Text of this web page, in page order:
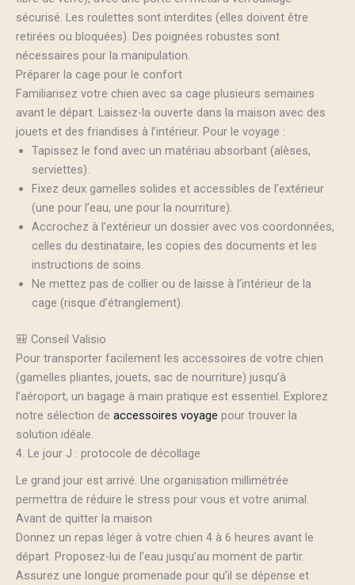
sécurisé. Les roulettes sont interdites (elles doivent être
retirées ou bloquées). Des poignées robustes sont
nécessaires pour la manipulation.
Préparer la cage pour le confort
Familiarisez votre chien avec sa cage plusieurs semaines
avant le départ. Laissez-la ouverte dans la maison avec des
jouets et des friandises à l’intérieur. Pour le voyage :
Tapissez le fond avec un matériau absorbant (alèses,
serviettes).
Fixez deux gamelles solides et accessibles de l’extérieur
(une pour l’eau, une pour la nourriture).
Accrochez à l’extérieur un dossier avec vos coordonnées,
celles du destinataire, les copies des documents et les
instructions de soins.
Ne mettez pas de collier ou de laisse à l’intérieur de la
cage (risque d’étranglement).
🎒 Conseil Valisio
Pour transporter facilement les accessoires de votre chien
(gamelles pliantes, jouets, sac de nourriture) jusqu’à
l’aéroport, un bagage à main pratique est essentiel. Explorez
notre sélection de accessoires voyage pour trouver la
solution idéale.
4. Le jour J : protocole de décollage
Le grand jour est arrivé. Une organisation millimétrée
permettra de réduire le stress pour vous et votre animal.
Avant de quitter la maison
Donnez un repas léger à votre chien 4 à 6 heures avant le
départ. Proposez-lui de l’eau jusqu’au moment de partir.
Assurez une longue promenade pour qu’il se dépense et